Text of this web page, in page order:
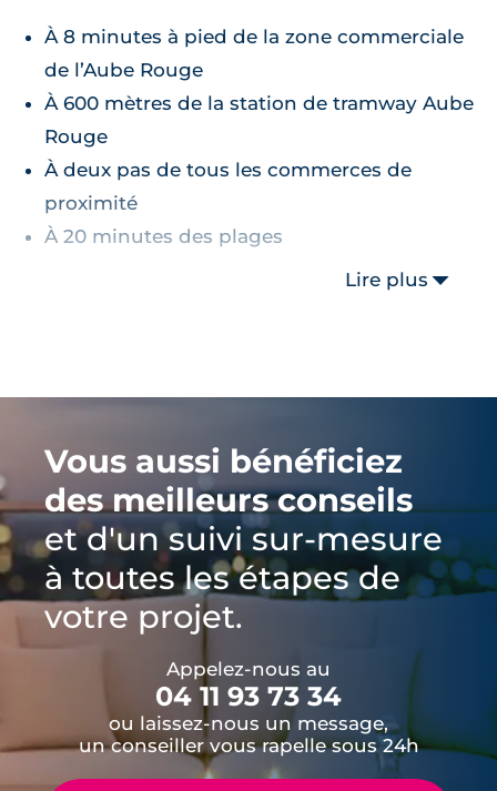
À 8 minutes à pied de la zone commerciale
de l’Aube Rouge
À 600 mètres de la station de tramway Aube
Rouge
À deux pas de tous les commerces de
proximité
À 20 minutes des plages
Lire plus
Vous aussi bénéficiez
des meilleurs conseils
et d'un suivi sur-mesure
à toutes les étapes de
votre projet.
Appelez-nous au
04 11 93 73 34
ou laissez-nous un message,
un conseiller vous rapelle sous 24h